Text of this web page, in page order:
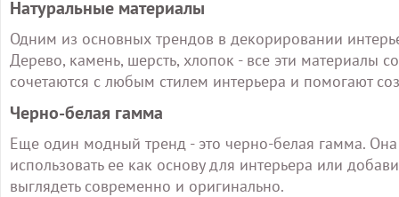
Натуральные материалы
Одним из основных трендов в декорировании
Дерево, камень, шерсть, хлопок - все эти материалы
сочетаются с любым стилем интерьера и помогают
Черно-белая гамма
Еще один модный тренд - это черно-белая гамма.
использовать ее как основу для интерьера или
выглядеть современно и оригинально.